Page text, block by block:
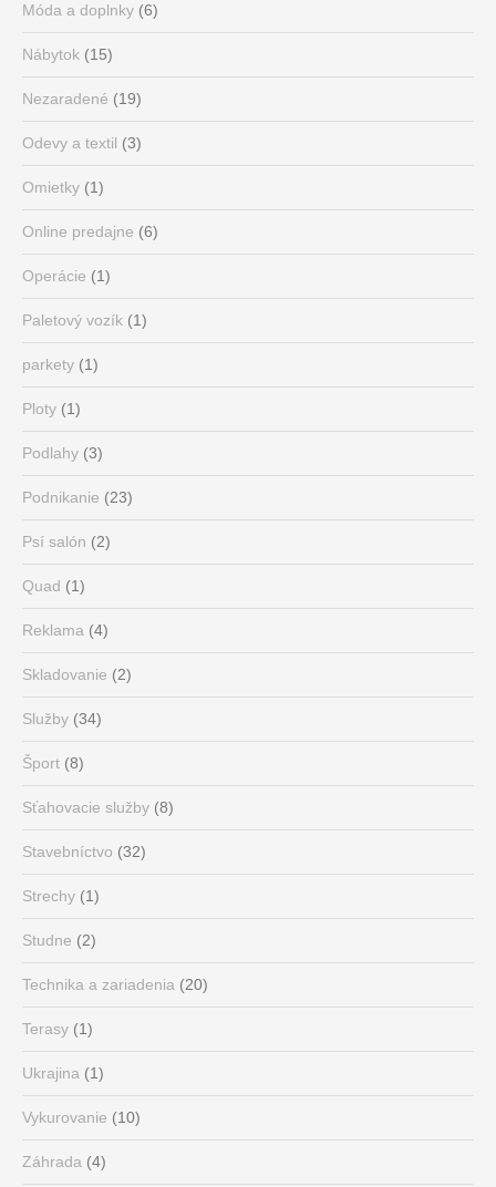
Móda a doplnky (6)
Nábytok (15)
Nezaradené (19)
Odevy a textil (3)
Omietky (1)
Online predajne (6)
Operácie (1)
Paletový vozík (1)
parkety (1)
Ploty (1)
Podlahy (3)
Podnikanie (23)
Psí salón (2)
Quad (1)
Reklama (4)
Skladovanie (2)
Služby (34)
Šport (8)
Sťahovacie služby (8)
Stavebníctvo (32)
Strechy (1)
Studne (2)
Technika a zariadenia (20)
Terasy (1)
Ukrajina (1)
Vykurovanie (10)
Záhrada (4)